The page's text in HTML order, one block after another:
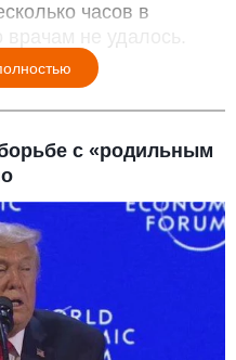
часов в
не удалось.
с «родильным